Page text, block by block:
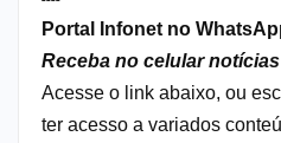
Portal Infonet no
Receba no celular
Acesse o link abaixo, ou
ter acesso a variados